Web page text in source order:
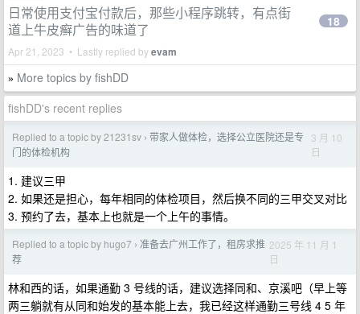
日常使用支付宝付款后，那些小程序跳转，有点街
道上牛皮癣广告的味道了
Apr 21, 2023 • Lastly replied byevam
18
» More topics by fishDD
fishDD's recent replies
Replied to a topic by 21231sv › 带家人做体检，选择公立医院还是专
门的体检机构
3 月 10
日
1. 建议三甲
2. 如果还是担心，每年相同的体检项目，然后换不同的三甲交叉对比
3. 预约了去，基本上也就是一个上午的事情。
Replied to a topic by hugo7 › 准备去广州工作了，租房求推
荐
2025 年 11 月 1
日
林和西的话，如果通勤 3 号线的话，建议选择同和、京溪吧（早上等
两三躺就有从同和始发的基本能上去，我已经这样通勤三号线 4 5 年